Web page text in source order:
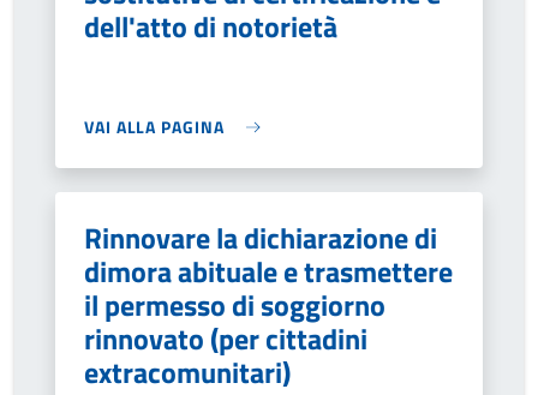
dell'atto di notorietà
VAI ALLA PAGINA
Rinnovare la dichiarazione di
dimora abituale e trasmettere
il permesso di soggiorno
rinnovato (per cittadini
extracomunitari)